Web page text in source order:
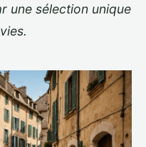
une sélection unique